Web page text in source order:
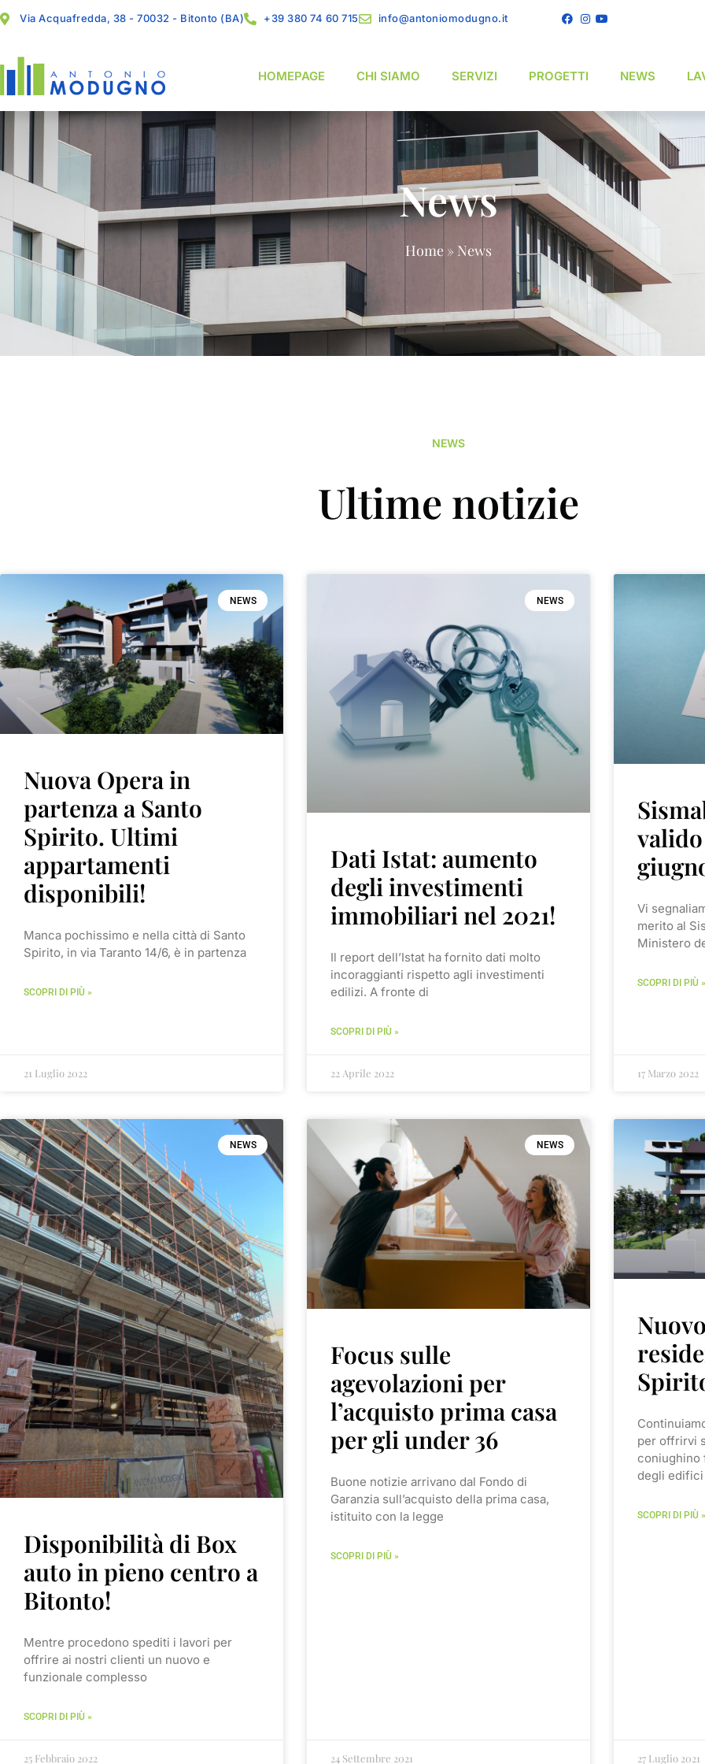
Via Acquafredda, 38 - 70032 - Bitonto (BA) +39 380 74 60 715 info@antoniomodugno.it
HOMEPAGE CHI SIAMO SERVIZI PROGETTI NEWS
News
Home » News
NEWS
Ultime notizie
NEWS
Nuova Opera in
partenza a Santo
Spirito. Ultimi
appartamenti
disponibili!
Manca pochissimo e nella città di Santo
Spirito, in via Taranto 14/6, è in partenza
SCOPRI DI PIÙ »
21 Luglio 2022
NEWS
Dati Istat: aumento
degli investimenti
immobiliari nel 2021!
Il report dell’Istat ha fornito dati molto
incoraggianti rispetto agli investimenti
edilizi. A fronte di
SCOPRI DI PIÙ »
22 Aprile 2022
Vi
merito al
Ministero
SCOPRI DI PIÙ »
17 Marzo 2022
NEWS
Disponibilità di Box
auto in pieno centro a
Bitonto!
Mentre procedono spediti i lavori per
offrire ai nostri clienti un nuovo e
funzionale complesso
SCOPRI DI PIÙ »
25 Febbraio 2022
NEWS
Focus sulle
agevolazioni per
l’acquisto prima casa
per gli under 36
Buone notizie arrivano dal Fondo di
Garanzia sull’acquisto della prima casa,
istituito con la legge
SCOPRI DI PIÙ »
24 Settembre 2021
per offrirvi
coniughino
degli edifici
SCOPRI DI PIÙ »
27 Luglio 2021